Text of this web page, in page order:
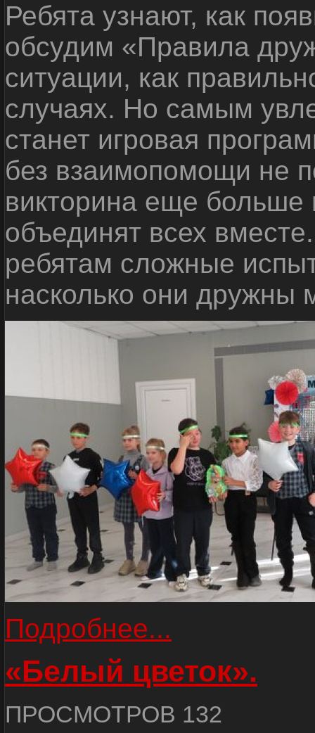
Ребята узнают, как
обсудим «Правила
ситуации, как
случаях. Но самым
станет игровая
без взаимопомощи не
викторина еще
объединят всех
ребятам сложные
насколько они дружны
Подробнее...
«Белый цветок».
ПРОСМОТРОВ 132